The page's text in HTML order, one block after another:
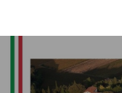
articoli